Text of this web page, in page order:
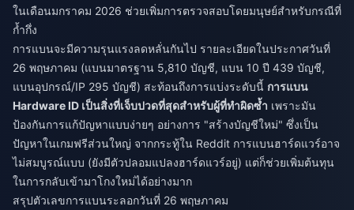
ในเดือนมกราคม 2026 ช่วยเพิ่มการตรวจสอบโดยมนุษย์สำหรับกรณีที่
ก้ำกึ่ง
การแบนจะมีความรุนแรงลดหลั่นกันไป รายละเอียดในประกาศวันที่
26 พฤษภาคม (แบนมาตรฐาน 5,810 บัญชี, แบน 10 ปี 439 บัญชี,
แบนอุปกรณ์/IP 295 บัญชี) สะท้อนถึงการแบ่งระดับนี้ การแบน
Hardware ID เป็นสิ่งที่เจ็บปวดที่สุดสำหรับผู้ที่ทำผิดซ้ำ เพราะมัน
ป้องกันการแก้ปัญหาแบบง่ายๆ อย่างการ "สร้างบัญชีใหม่" ซึ่งเป็น
ปัญหาในเกมฟรีส่วนใหญ่ จากกระทู้ใน Reddit การแบนฮาร์ดแวร์อาจ
ไม่สมบูรณ์แบบ (ยังมีตัวปลอมแปลงฮาร์ดแวร์อยู่) แต่ก็ช่วยเพิ่มต้นทุน
ในการกลับเข้ามาโกงใหม่ได้อย่างมาก
สรุปตัวเลขการแบนระลอกวันที่ 26 พฤษภาคม